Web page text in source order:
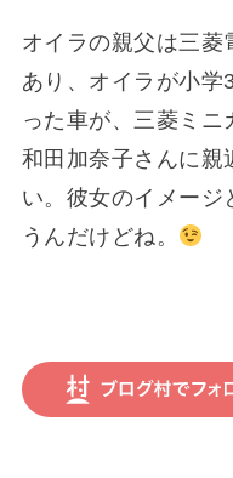
オイラの親父は三菱
あり、オイラが小学
った車が、三菱ミニ
和田加奈子さんに親
い。彼女のイメージ
うんだけどね。